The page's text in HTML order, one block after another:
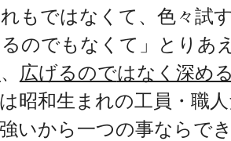
れもではなくて、色々試
るのでもなくて」とりあ
、 広げるのではなく深める
昭和生まれの工員・職人
いから一つの事ならでき